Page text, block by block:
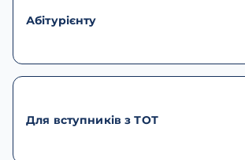
Абітурієнту
Для вступників з ТОТ